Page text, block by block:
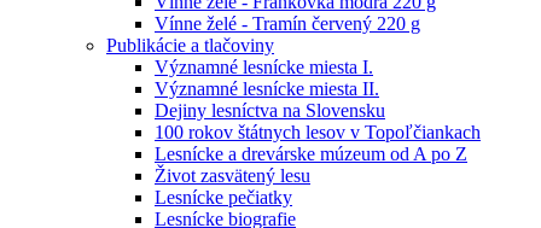
Vínne želé - Tramín červený 220 g
Publikácie a tlačoviny
Významné lesnícke miesta I.
Významné lesnícke miesta II.
Dejiny lesníctva na Slovensku
100 rokov štátnych lesov v Topoľčiankach
Lesnícke a drevárske múzeum od A po Z
Život zasvätený lesu
Lesnícke pečiatky
Lesnícke biografie